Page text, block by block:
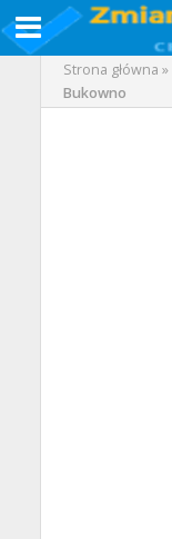
Strona główna »
Bukowno